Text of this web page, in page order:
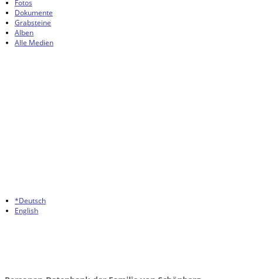
Fotos
Dokumente
Grabsteine
Alben
Alle Medien
*Deutsch
English